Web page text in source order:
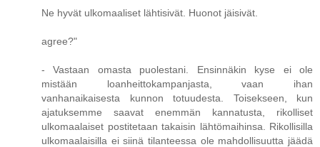
Ne hyvät ulkomaaliset lähtisivät. Huonot jäisivät.
agree?"
- Vastaan omasta puolestani. Ensinnäkin kyse ei ole
mistään loanheittokampanjasta, vaan ihan
vanhanaikaisesta kunnon totuudesta. Toisekseen, kun
ajatuksemme saavat enemmän kannatusta, rikolliset
ulkomaalaiset postitetaan takaisin lähtömaihinsa. Rikollisilla
ulkomaalaisilla ei siinä tilanteessa ole mahdollisuutta jäädä